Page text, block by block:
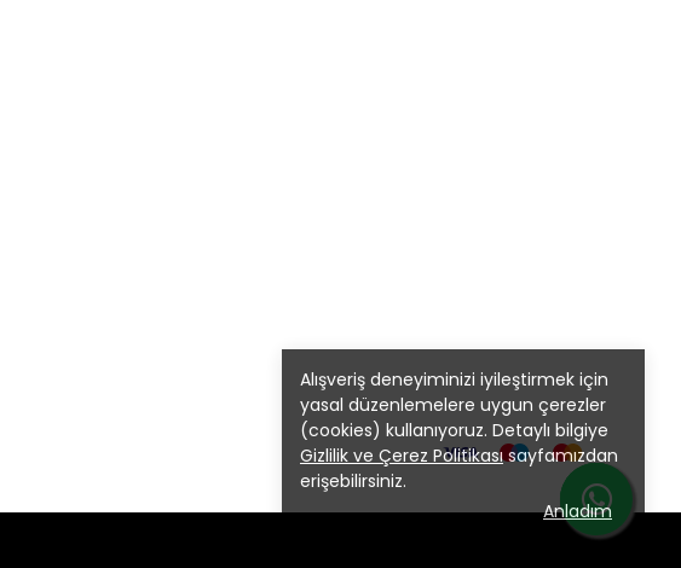
Alışveriş deneyiminizi iyileştirmek için
yasal düzenlemelere uygun çerezler
(cookies) kullanıyoruz. Detaylı bilgiye
Gizlilik ve Çerez Politikasısayfamızdan
erişebilirsiniz.
Anladım